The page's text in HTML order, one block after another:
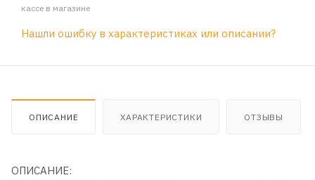
кассе в магазине
Нашли ошибку в характеристиках или описании?
ОПИСАНИЕ ХАРАКТЕРИСТИКИ ОТЗЫВЫ
ОПИСАНИЕ: